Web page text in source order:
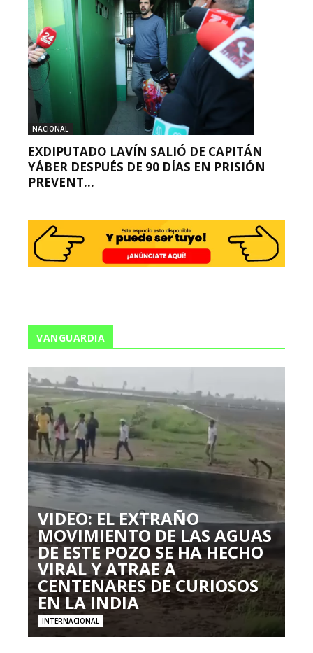
NACIONAL
EXDIPUTADO LAVÍN SALIÓ DE CAPITÁN
YÁBER DESPUÉS DE 90 DÍAS EN PRISIÓN
PREVENT...
VANGUARDIA
VIDEO: EL EXTRAÑO
MOVIMIENTO DE LAS AGUAS
DE ESTE POZO SE HA HECHO
VIRAL Y ATRAE A
CENTENARES DE CURIOSOS
EN LA INDIA
INTERNACIONAL